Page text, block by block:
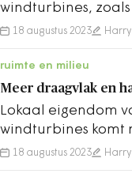
windturbines,
Klimaatakkoord,
18 augustus 2023
ruimte en milieu
Meer draagvlak en
Lokaal eigendom
windturbines komt
grond. Het kán
18 augustus 2023